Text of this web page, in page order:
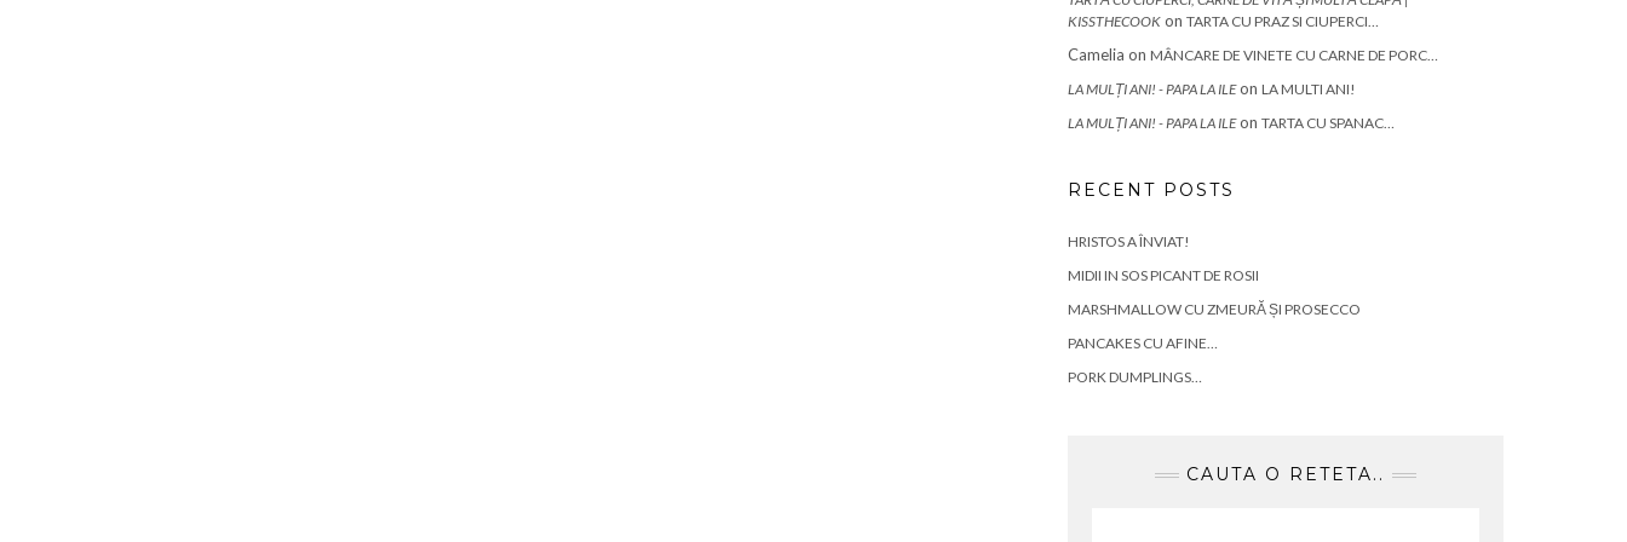
KISSTHECOOK on TARTA CU PRAZ SI CIUPERCI…
Camelia on MÂNCARE DE VINETE CU CARNE DE PORC…
LA MULȚI ANI! - PAPA LA ILEon LA MULTI ANI!
LA MULȚI ANI! - PAPA LA ILEon TARTA CU SPANAC…
RECENT POSTS
HRISTOS A ÎNVIAT!
MIDII IN SOS PICANT DE ROSII
MARSHMALLOW CU ZMEURĂ ȘI PROSECCO
PANCAKES CU AFINE…
PORK DUMPLINGS…
CAUTA O RETETA..